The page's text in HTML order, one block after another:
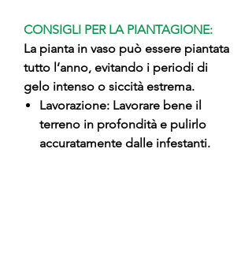
CONSIGLI PER LA PIANTAGIONE:
La pianta in vaso può essere piantata
tutto l’anno, evitando i periodi di
gelo intenso o siccità estrema.
Lavorazione: Lavorare bene il
terreno in profondità e pulirlo
accuratamente dalle infestanti.